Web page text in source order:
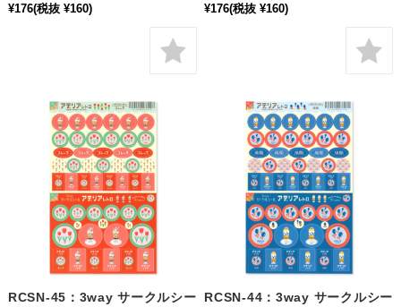
¥176(税抜 ¥160) ¥176(税抜 ¥160)
RCSN-45：3way サークルシー
RCSN-44：3way サークルシー